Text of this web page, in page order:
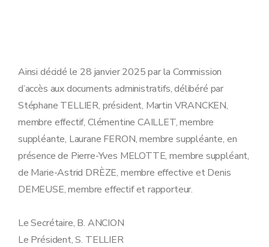
Ainsi décidé le 28 janvier 2025 par la Commission
d’accès aux documents administratifs, délibéré par
Stéphane TELLIER, président, Martin VRANCKEN,
membre effectif, Clémentine CAILLET, membre
suppléante, Laurane FERON, membre suppléante, en
présence de Pierre-Yves MELOTTE, membre suppléant,
de Marie-Astrid DRÈZE, membre effective et Denis
DEMEUSE, membre effectif et rapporteur.
Le Secrétaire, B. ANCION
Le Président, S. TELLIER